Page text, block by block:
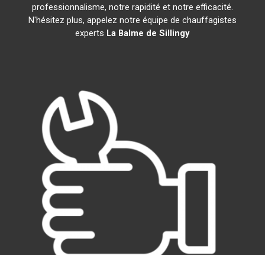
professionnalisme, notre rapidité et notre efficacité.
N'hésitez plus, appelez notre équipe de chauffagistes
experts La Balme de Sillingy